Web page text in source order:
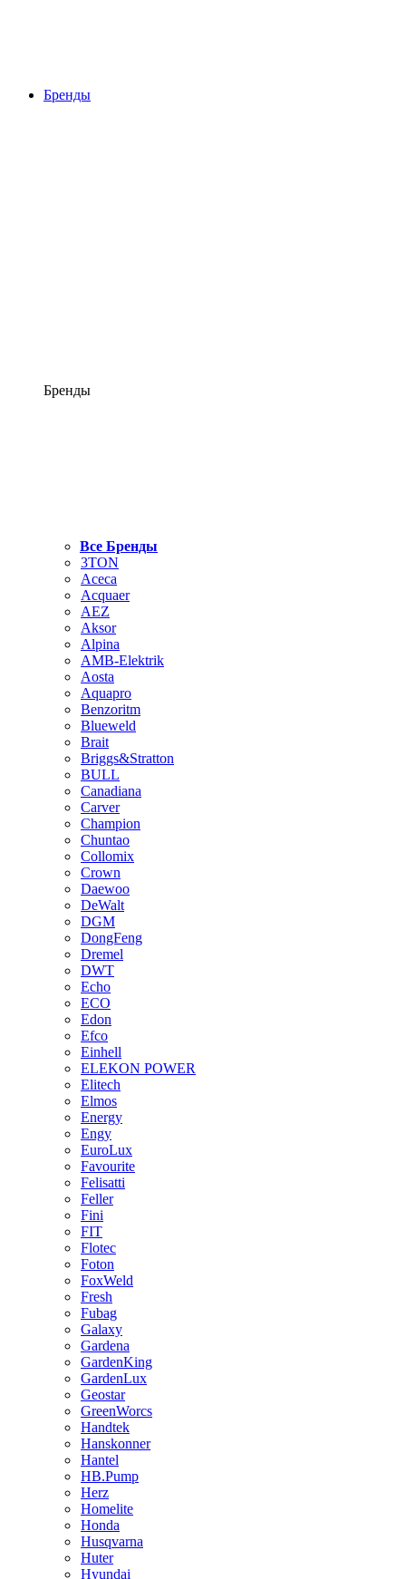
Бренды
Бренды
Все Бренды
3TON
Aceca
Acquaer
AEZ
Aksor
Alpina
AMB-Elektrik
Aosta
Aquapro
Benzoritm
Blueweld
Brait
Briggs&Stratton
BULL
Canadiana
Carver
Champion
Chuntao
Collomix
Crown
Daewoo
DeWalt
DGM
DongFeng
Dremel
DWT
Echo
ECO
Edon
Efco
Einhell
ELEKON POWER
Elitech
Elmos
Energy
Engy
EuroLux
Favourite
Felisatti
Feller
Fini
FIT
Flotec
Foton
FoxWeld
Fresh
Fubag
Galaxy
Gardena
GardenKing
GardenLux
Geostar
GreenWorcs
Handtek
Hanskonner
Hantel
HB.Pump
Herz
Homelite
Honda
Husqvarna
Huter
Hyundai